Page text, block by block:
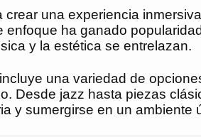
una experiencia
ha ganado
y la estética se entrelazan.
una variedad de
Desde jazz hasta piezas
y sumergirse en un ambiente